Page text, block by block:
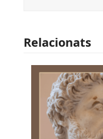
Relacionats